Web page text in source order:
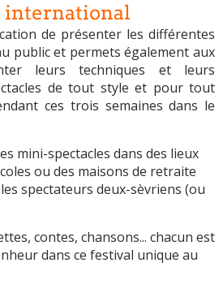
international
de présenter les différentes
public et permets également aux
leurs techniques et leurs
de tout style et pour tout
ces trois semaines dans le
mini-spectacles dans des lieux
ou des maisons de retraite
spectateurs deux-sèvriens (ou
contes, chansons... chacun est
dans ce festival unique au